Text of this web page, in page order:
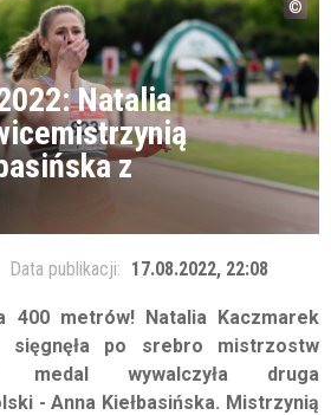
Natalia
z
Data publikacji: 17.08.2022, 22:08
400 metrów! Natalia Kaczmarek
sięgnęła po srebro mistrzostw
medal wywalczyła druga
- Anna Kiełbasińska. Mistrzynią